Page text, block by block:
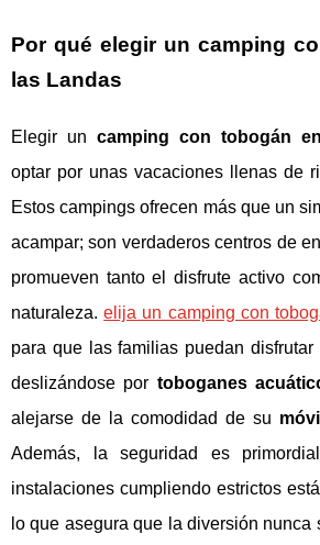
Por qué elegir un camping
las Landas
Elegir un camping con tobogán
optar por unas vacaciones llenas de
Estos campings ofrecen más que un
acampar; son verdaderos centros de
promueven tanto el disfrute activo
naturaleza.elija un camping con
para que las familias puedan
deslizándose por toboganes
alejarse de la comodidad de su
Además, la seguridad es
instalaciones cumpliendo estrictos
lo que asegura que la diversión nunca